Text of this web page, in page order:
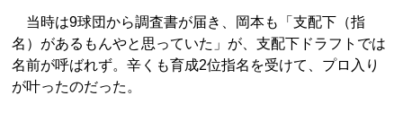
当時は9球団から調査書が届き、岡本も「支配下（指
名）があるもんやと思っていた」が、支配下ドラフトでは
名前が呼ばれず。辛くも育成2位指名を受けて、プロ入り
が叶ったのだった。